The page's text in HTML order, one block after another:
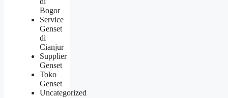
Bogor
Service
Genset
di
Cianjur
Supplier
Genset
Toko
Genset
Uncategorized